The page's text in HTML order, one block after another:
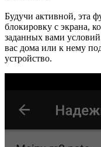
Будучи активной, эта
блокировку с экрана,
заданных вами
вас дома или к нему
устройство.